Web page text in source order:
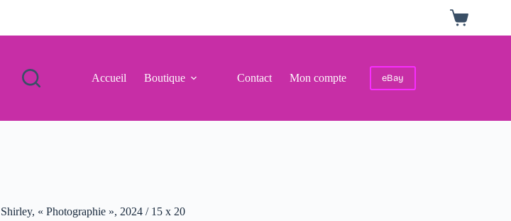
Panier
d’achat
Accueil Boutique Contact Mon compte eBay
Shirley, « Photographie », 2024 / 15 x 20